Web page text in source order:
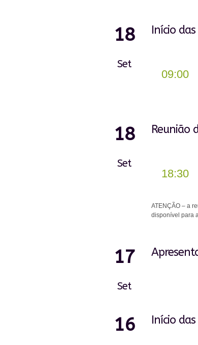
18
Set
Início
09:00
18
Set
Reunião
18:30
ATENÇÃO – a
disponível para
17
Set
16 Início